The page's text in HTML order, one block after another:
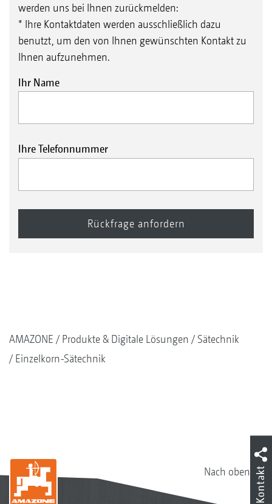
werden uns bei Ihnen zurückmelden:
* Ihre Kontaktdaten werden ausschließlich dazu
benutzt, um den von Ihnen gewünschten Kontakt zu
Ihnen aufzunehmen.
Ihr Name
Ihre Telefonnummer
AMAZONE Produkte & Digitale Lösungen
Sätechnik
Einzelkorn-Sätechnik
Nach oben Kontakt